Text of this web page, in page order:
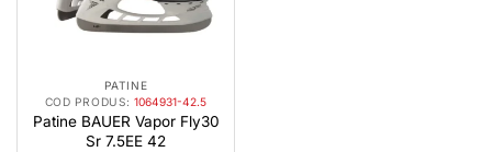
PATINE
COD PRODUS:1064931-42.5
Patine BAUER Vapor Fly30
Sr 7.5EE 42